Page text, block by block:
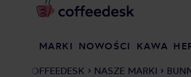
MARKI NOWOŚCI KAWA
COFFEEDESK NASZE MARKI